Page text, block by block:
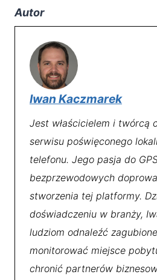
Autor
Iwan Kaczmarek
Jest właścicielem i twórcą
serwisu poświęconego
telefonu. Jego pasja do
bezprzewodowych
stworzenia tej platformy.
doświadczeniu w branży,
ludziom odnaleźć
monitorować miejsce
chronić partnerów